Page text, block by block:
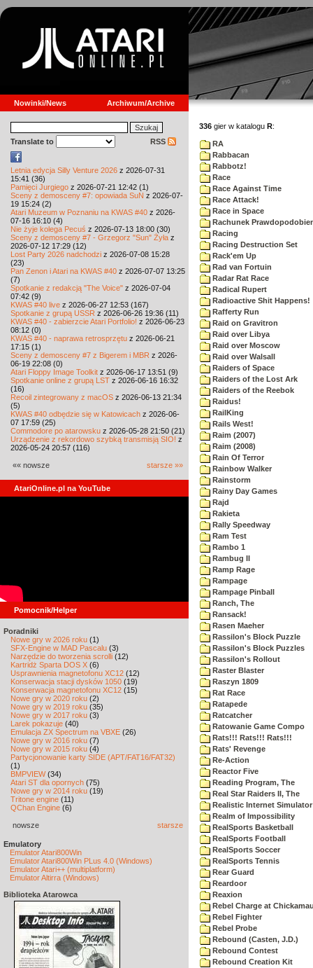
Nowinki/News Archiwum/Archive
Translate to RSS
Letnia edycja Silly Venture 2026 z 2026-07-31
15:41 (36)
Pamięci Jurgiego z 2026-07-21 12:42 (1)
Sceny z demosceny #7: opowiada SuN z 2026-07-
19 15:24 (2)
Atari Muzeum w Poznaniu na KWAS #40 z 2026-
07-16 16:10 (4)
Nie żyje kolega Pecuś z 2026-07-13 18:00 (30)
Sceny z demosceny #7 - Grzegorz "Sun" Żyła z
2026-07-12 17:29 (12)
Lost Party 2026 nadchodzi z 2026-07-08 15:28
(23)
Pan Zenon i Atari na KWAS #40 z 2026-07-07 13:25
(7)
Spotkanie z redakcją "The Voice" z 2026-07-04
07:42 (9)
KWAS #40 live z 2026-06-27 12:53 (167)
Spotkanie z grupą USSR z 2026-06-26 19:36 (11)
KWAS #40 - zabierzcie Atari Portfolio! z 2026-06-23
08:12 (0)
KWAS #40 - naprawa retrosprzętu z 2026-06-21
17:15 (1)
Sceny z demosceny #7 z Bigerem i MBR z 2026-
06-19 22:08 (0)
Atari Floppy Image Toolkit z 2026-06-17 13:51 (9)
Spotkanie online z grupą LST z 2026-06-16 16:32
(16)
Recoil zintegrowany z macOS z 2026-06-13 21:34
(5)
KWAS #40 odbędzie się w Katowicach z 2026-06-
07 17:59 (25)
Commodore po atarowsku z 2026-05-28 21:50 (21)
Urządzenie z rekordowo szybką transmisją SIO! z
2026-05-24 20:57 (116)
«« nowsze starsze »»
AtariOnline.pl na YouTube
Pomocnik/Helper
Poradniki
Nowe gry w 2026 roku (1)
SFX-Engine w MAD Pascalu (3)
Narzędzie do tworzenia scrolli (12)
Kartridż Sparta DOS X (6)
Usprawnienia magnetofonu XC12 (12)
Konserwacja stacji dysków 1050 (19)
Konserwacja magnetofonu XC12 (15)
Nowe gry w 2020 roku (2)
Nowe gry w 2019 roku (35)
Nowe gry w 2017 roku (3)
Larek pokazuje (40)
Emulacja ZX Spectrum na VBXE (26)
Nowe gry w 2016 roku (7)
Nowe gry w 2015 roku (4)
Partycjonowanie karty SIDE (APT/FAT16/FAT32)
(1)
BMPVIEW(34)
Atari ST dla opornych (75)
Nowe gry w 2014 roku (19)
Tritone engine (11)
QChan Engine (6)
nowsze starsze
Emulatory
Emulator Atari800Win
Emulator Atari800Win PLus 4.0 (Windows)
Emulator Atari++ (multiplatform)
Emulator Altirra (Windows)
Biblioteka Atarowca
336 gier w katalogu R:
RA
Rabbacan
Rabbotz!
Race
Race Against Time
Race Attack!
Race in Space
Rachunek
Racing
Racing Destruction Set
Rack'em Up
Rad van Fortuin
Radar Rat Race
Radical Rupert
Radioactive Shit Happens!
Rafferty Run
Raid on Gravitron
Raid over Libya
Raid over Moscow
Raid over Walsall
Raiders of Space
Raiders of the Lost Ark
Raiders of the Reebok
Raidus!
RailKing
Rails West!
Raim (2007)
Raim (2008)
Rain Of Terror
Rainbow Walker
Rainstorm
Rainy Day Games
Rajd
Rakieta
Rally Speedway
Ram Test
Rambo 1
Rambug II
Ramp Rage
Rampage
Rampage Pinball
Ranch, The
Ransack!
Rasen Maeher
Rassilon's Block Puzzle
Rassilon's Block Puzzles
Rassilon's Rollout
Raster Blaster
Raszyn 1809
Rat Race
Ratapede
Ratcatcher
Ratowanie Game Compo
Rats!!! Rats!!! Rats!!!
Rats' Revenge
Re-Action
Reactor Five
Reading Program, The
Real Star Raiders II, The
Realistic Internet Simulator
Realm of Impossibility
RealSports Basketball
RealSports Football
RealSports Soccer
RealSports Tennis
Rear Guard
Reardoor
Reaxion
Rebel Charge at
Rebel Fighter
Rebel Probe
Rebound (Casten, J.D.)
Rebound Contest
Rebound Creation Kit